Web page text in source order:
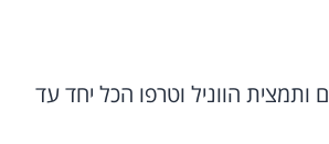
הווניל וטרפו הכל יחד עד